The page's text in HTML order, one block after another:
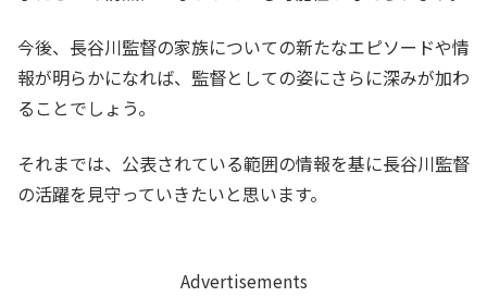
今後、長谷川監督の家族についての新たなエピソードや情
報が明らかになれば、監督としての姿にさらに深みが加わ
ることでしょう。
それまでは、公表されている範囲の情報を基に長谷川監督
の活躍を見守っていきたいと思います。
Advertisements